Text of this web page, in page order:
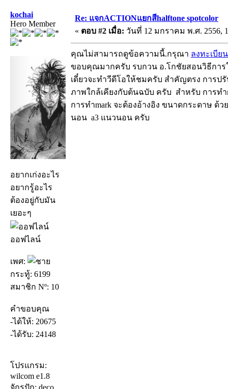
kochai
Hero Member
อยากเก่งอะไร
อยากรู้อะไร
ต้องอยู่กับมัน
เยอะๆ
ออฟไลน์
เพศ:
กระทู้: 6199
สมาชิก Nº: 10
คำขอบคุณ
-ได้ให้: 20675
-ได้รับ: 24148
โปรแกรม:
wilcom e1.8
จักรปัก: deco
Re: แจกACTIONแยกสีhalftone spotcolor
« ตอบ #2 เมื่อ: วันที่ 12 มกราคม พ.ศ. 2556,
คุณไม่สามารถดูข้อความนี้.กรุณา ลงทะเบียน
ขอบคุณมากครับ รบกวน อ.โกชัยสอนวิธีการ
เดี๋ยวจะทำวีดีโอให้ชมครับ สำคัญตรง การป
ภาพใกล้เคียงกับต้นฉบับ ครับ สำหรับ การท
การทำmark จะต้องอ้างอิง ขนาดกระดาษ ด้ว
นอน a3 แนวนอน ครับ